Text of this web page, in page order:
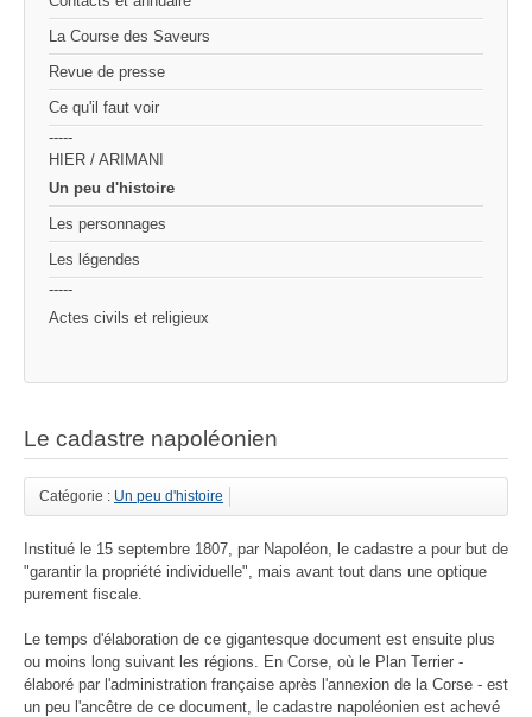
La Course des Saveurs
Revue de presse
Ce qu'il faut voir
-----
HIER / ARIMANI
Un peu d'histoire
Les personnages
Les légendes
-----
Actes civils et religieux
Le cadastre napoléonien
Catégorie : Un peu d'histoire
Institué le 15 septembre 1807, par Napoléon, le cadastre a pour but de
"garantir la propriété individuelle", mais avant tout dans une optique
purement fiscale.
Le temps d'élaboration de ce gigantesque document est ensuite plus
ou moins long suivant les régions. En Corse, où le Plan Terrier -
élaboré par l'administration française après l'annexion de la Corse - est
un peu l'ancêtre de ce document, le cadastre napoléonien est achevé